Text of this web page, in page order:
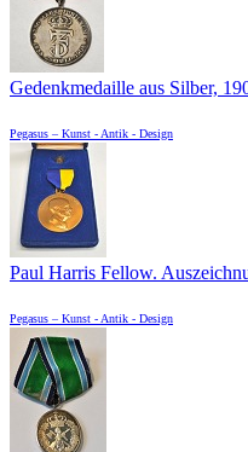
Gedenkmedaille aus Silber,
Pegasus – Kunst - Antik - Design
Paul Harris Fellow.
Pegasus – Kunst - Antik - Design